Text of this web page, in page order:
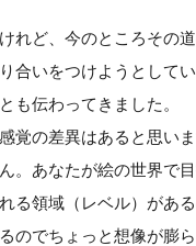
れど、今のところその
いをつけようとして
も伝わってきました。
覚の差異はあると思い
あなたが絵の世界で
る領域（レベル）があ
でちょっと想像が膨ら